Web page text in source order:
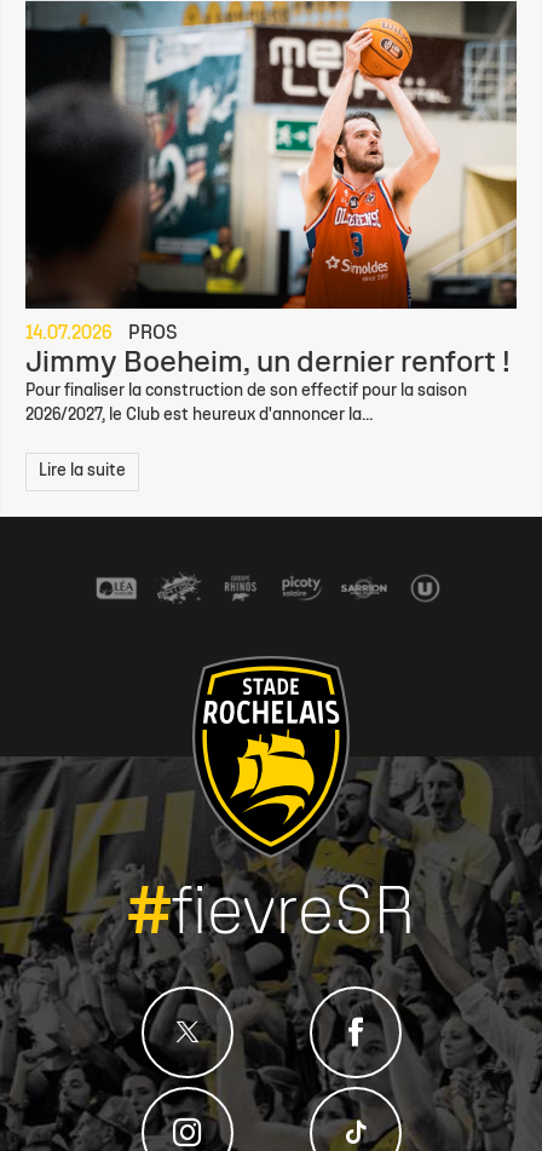
14.07.2026 PROS
Jimmy Boeheim, un dernier renfort !
Pour finaliser la construction de son effectif pour la saison
2026/2027, le Club est heureux d'annoncer la...
Lire la suite
#fievreSR